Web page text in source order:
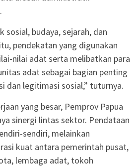
sosial, budaya, sejarah, dan
pendekatan yang digunakan
nilai adat serta melibatkan para
adat sebagai bagian penting
dan legitimasi sosial,” tuturnya.
yang besar, Pemprov Papua
sinergi lintas sektor. Pendataan
sendiri, melainkan
kuat antara pemerintah pusat,
lembaga adat, tokoh